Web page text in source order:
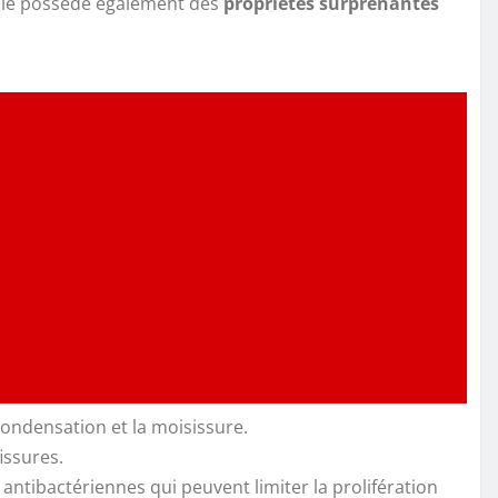
et la moisissure.
antibactériennes qui peuvent limiter la prolifération